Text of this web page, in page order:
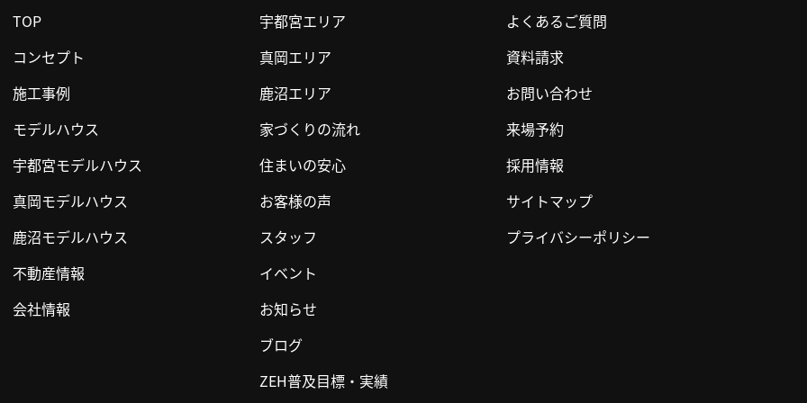
TOP
コンセプト
施工事例
モデルハウス
宇都宮モデルハウス
真岡モデルハウス
鹿沼モデルハウス
不動産情報
会社情報
宇都宮エリア
真岡エリア
鹿沼エリア
家づくりの流れ
住まいの安心
お客様の声
スタッフ
イベント
お知らせ
ブログ
ZEH普及目標・実績
よくあるご質問
資料請求
お問い合わせ
来場予約
採用情報
サイトマップ
プライバシーポリシー